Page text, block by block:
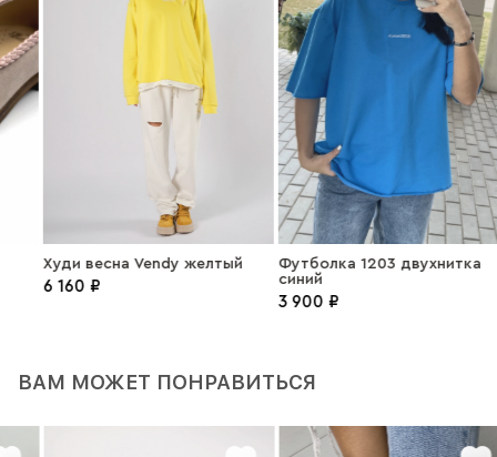
Худи весна Vendy желтый
6 160 ₽
Футболка 1203 двухнитка
синий
3 900 ₽
ВАМ МОЖЕТ ПОНРАВИТЬСЯ